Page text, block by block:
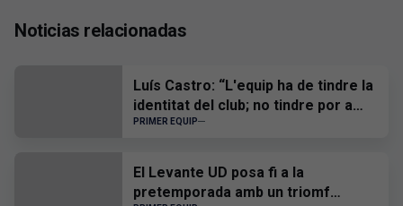
Noticias relacionadas
Luís Castro: “L'equip ha de tindre la
identitat del club; no tindre por a
ningú i, quan hàgem de patir, patir
PRIMER EQUIP
El Levante UD posa fi a la
pretemporada amb un triomf